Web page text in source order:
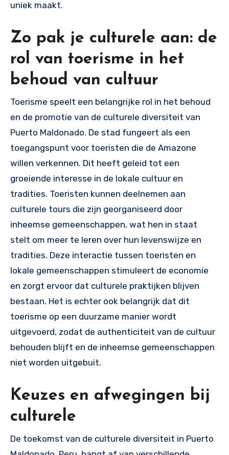
uniek maakt.
Zo pak je culturele aan: de
rol van toerisme in het
behoud van cultuur
Toerisme speelt een belangrijke rol in het behoud
en de promotie van de culturele diversiteit van
Puerto Maldonado. De stad fungeert als een
toegangspunt voor toeristen die de Amazone
willen verkennen. Dit heeft geleid tot een
groeiende interesse in de lokale cultuur en
tradities. Toeristen kunnen deelnemen aan
culturele tours die zijn georganiseerd door
inheemse gemeenschappen, wat hen in staat
stelt om meer te leren over hun levenswijze en
tradities. Deze interactie tussen toeristen en
lokale gemeenschappen stimuleert de economie
en zorgt ervoor dat culturele praktijken blijven
bestaan. Het is echter ook belangrijk dat dit
toerisme op een duurzame manier wordt
uitgevoerd, zodat de authenticiteit van de cultuur
behouden blijft en de inheemse gemeenschappen
niet worden uitgebuit.
Keuzes en afwegingen bij
culturele
De toekomst van de culturele diversiteit in Puerto